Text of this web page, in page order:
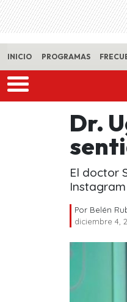
INICIO PROGRAMAS
Dr.
El doctor
Por Belén
diciembre 4,